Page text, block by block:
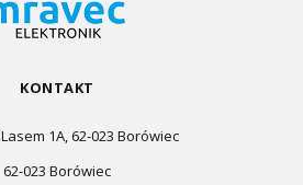
KONTAKT
1A, 62-023 Borówiec
62-023 Borówiec